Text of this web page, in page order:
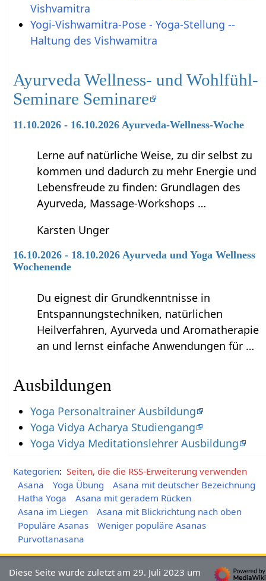
Vishvamitra
Yogi-Vishwamitra-Pose - Yoga-Stellung --
Haltung des Vishwamitra
Ayurveda Wellness- und Wohlfühl-
Seminare Seminare
11.10.2026 - 16.10.2026 Ayurveda-Wellness-Woche
Lerne auf natürliche Weise, zu dir selbst zu
kommen und dadurch zu mehr Energie und
Lebensfreude zu finden: Grundlagen des
Ayurveda, Massage-Workshops …
Karsten Unger
16.10.2026 - 18.10.2026 Ayurveda und Yoga Wellness
Wochenende
Du eignest dir Grundkenntnisse in
Entspannungstechniken, natürlichen
Heilverfahren, Ayurveda und Aromatherapie
an und lernst einfache Anwendungen für …
Ausbildungen
Yoga Personaltrainer Ausbildung
Yoga Vidya Acharya Studiengang
Yoga Vidya Meditationslehrer Ausbildung
Kategorien: Seiten, die die RSS-Erweiterung verwenden
Asana
Yoga Übung
Asana mit deutscher Bezeichnung
Hatha Yoga
Asana mit geradem Rücken
Asana im Liegen
Asana mit Blickrichtung nach oben
Populäre Asanas
Weniger populäre Asanas
Purvottanasana
Diese Seite wurde zuletzt am 29. Juli 2023 um